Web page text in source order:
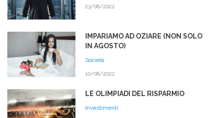
23/08/2022
IMPARIAMO AD OZIARE (NON SOLO
IN AGOSTO)
Società
10/08/2022
LE OLIMPIADI DEL RISPARMIO
Investimenti